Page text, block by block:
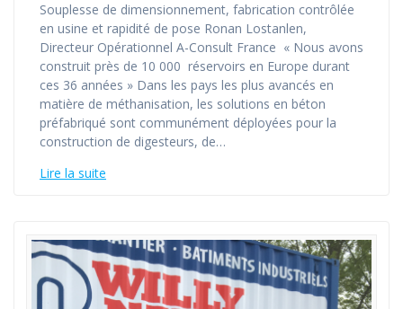
Souplesse de dimensionnement, fabrication contrôlée
en usine et rapidité de pose Ronan Lostanlen,
Directeur Opérationnel A-Consult France « Nous avons
construit près de 10 000 réservoirs en Europe durant
ces 36 années » Dans les pays les plus avancés en
matière de méthanisation, les solutions en béton
préfabriqué sont communément déployées pour la
construction de digesteurs, de…
Lire la suite